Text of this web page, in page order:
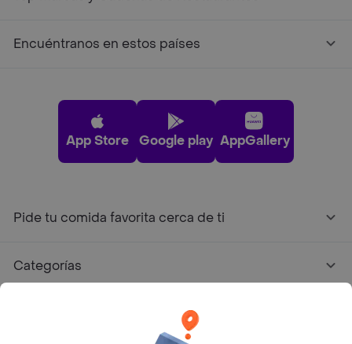
Encuéntranos en estos países
App Store Google play AppGallery
Pide tu comida favorita cerca de ti
Categorías